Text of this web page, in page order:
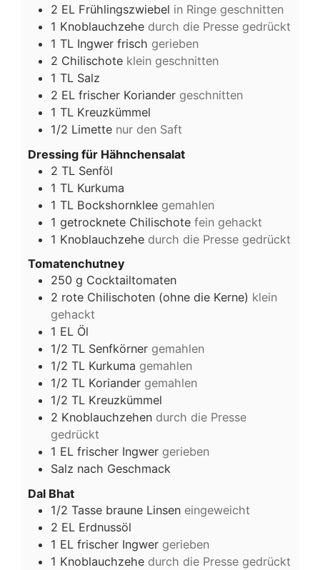
2 EL Frühlingszwiebel in Ringe geschnitten
1 Knoblauchzehe durch die Presse gedrückt
1 TL Ingwer frisch gerieben
2 Chilischote klein geschnitten
1 TL Salz
2 EL frischer Koriander geschnitten
1 TL Kreuzkümmel
1/2 Limette nur den Saft
Dressing für Hähnchensalat
2 TL Senföl
1 TL Kurkuma
1 TL Bockshornklee gemahlen
1 getrocknete Chilischote fein gehackt
1 Knoblauchzehe durch die Presse gedrückt
Tomatenchutney
250 g Cocktailtomaten
2 rote Chilischoten (ohne die Kerne) klein
gehackt
1 EL Öl
1/2 TL Senfkörner gemahlen
1/2 TL Kurkuma gemahlen
1/2 TL Koriander gemahlen
1/2 TL Kreuzkümmel
2 Knoblauchzehen durch die Presse
gedrückt
1 EL frischer Ingwer gerieben
Salz nach Geschmack
Dal Bhat
1/2 Tasse braune Linsen eingeweicht
2 EL Erdnussöl
1 EL frischer Ingwer gerieben
1 Knoblauchzehe durch die Presse gedrückt